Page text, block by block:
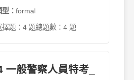
： formal
擇題：4 題總題數：4 題
一般警察人員特考_